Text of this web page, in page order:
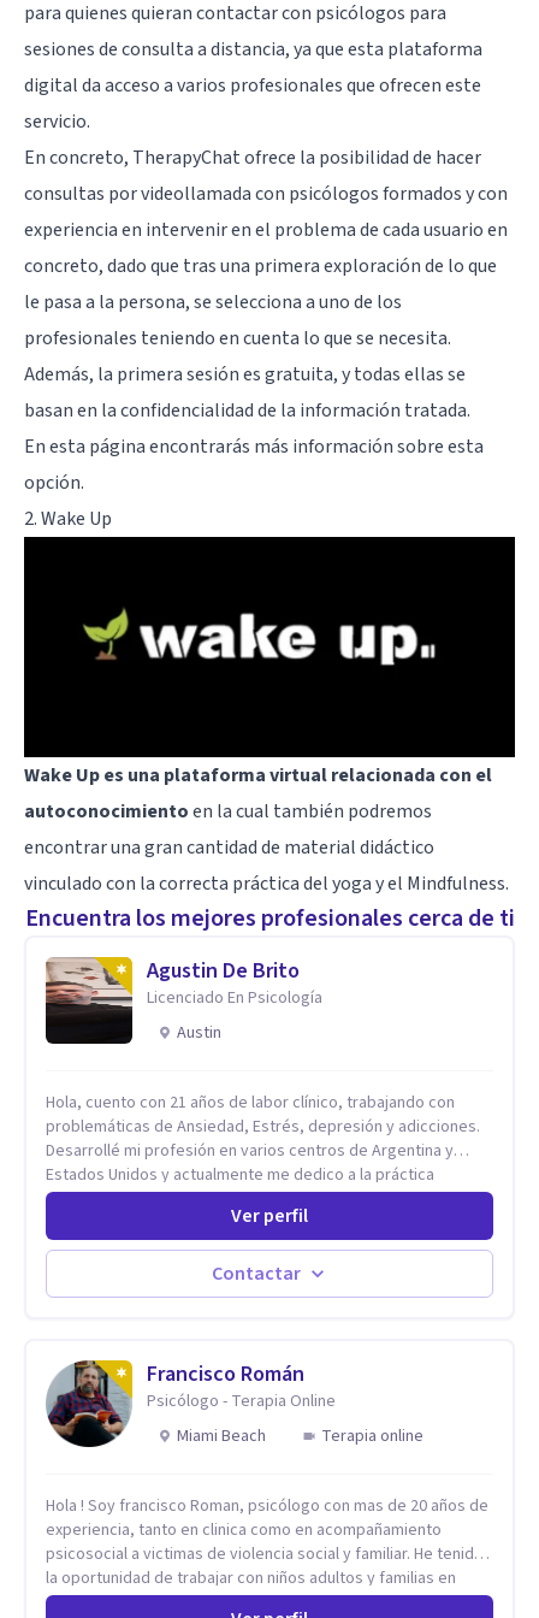
para quienes quieran contactar con psicólogos para
sesiones de consulta a distancia, ya que esta plataforma
digital da acceso a varios profesionales que ofrecen este
servicio.
En concreto, TherapyChat ofrece la posibilidad de hacer
consultas por videollamada con psicólogos formados y con
experiencia en intervenir en el problema de cada usuario en
concreto, dado que tras una primera exploración de lo que
le pasa a la persona, se selecciona a uno de los
profesionales teniendo en cuenta lo que se necesita.
Además, la primera sesión es gratuita, y todas ellas se
basan en la confidencialidad de la información tratada.
Enesta páginaencontrarás más información sobre esta
opción.
2. Wake Up
Wake Upes una plataforma virtual relacionada con el
autoconocimientoen la cual también podremos
encontrar una gran cantidad de material didáctico
vinculado con la correcta práctica del yoga y el Mindfulness.
Encuentra los mejores profesionales cerca de ti
Agustin De Brito
Licenciado En Psicología
Austin
Hola, cuento con 21 años de labor clínico, trabajando con
problemáticas de Ansiedad, Estrés, depresión y adicciones.
Desarrollé mi profesión en varios centros de Argentina y
Estados Unidos y actualmente me dedico a la práctica
privada. Utilizo terapias cognitivas conductuales basadas en
evidencia científica con comprobados resultados. Los
objetivos terapéuticos están centrados en brindar
herramientas concretas para el cambio, que permitan
desarrollar nuevas habilidades y estrategias basadas en la
Ver perfil
Contactar
Francisco Román
Psicólogo - Terapia Online
Miami Beach
Terapia online
Hola ! Soy francisco Roman, psicólogo con mas de 20 años de
experiencia, tanto en clinica como en acompañamiento
psicosocial a victimas de violencia social y familiar. He tenido
la oportunidad de trabajar con niños adultos y familias en
todos los espacios y esto me ha dado un una variedad de